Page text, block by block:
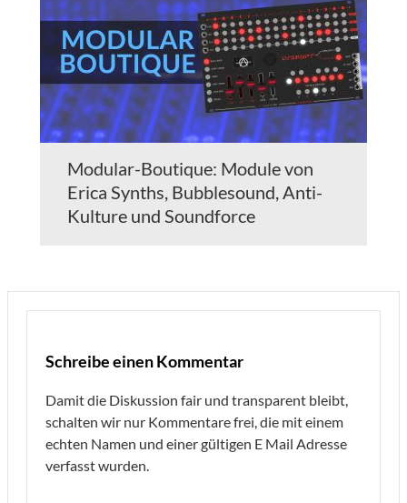
Modular-Boutique: Module von
Erica Synths, Bubblesound, Anti-
Kulture und Soundforce
Schreibe einen Kommentar
Damit die Diskussion fair und transparent bleibt,
schalten wir nur Kommentare frei, die mit einem
echten Namen und einer gültigen E Mail Adresse
verfasst wurden.